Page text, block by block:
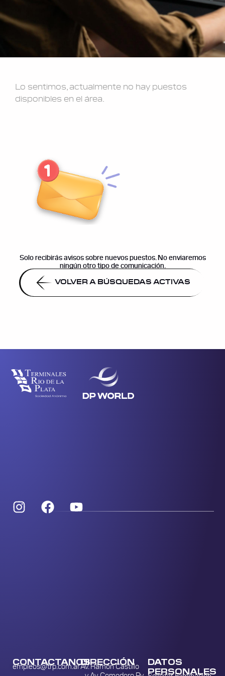
Lo sentimos, actualmente no hay puestos
disponibles en el área.
Solo recibirás avisos sobre nuevos puestos. No enviaremos
ningún otro tipo de comunicación.
VOLVER A BÚSQUEDAS ACTIVAS
CONTACTANOS
empleos@trp.com.arDIRECCIÓN
Av. Ramón Castillo
DATOS
PERSONALES